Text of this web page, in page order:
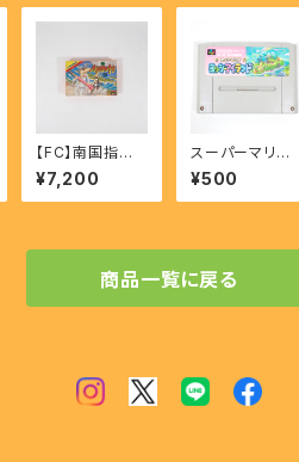
【FC】南国指令!!
スパイvsスパイ
- Nangoku Shi
rei!!SPY VS S
¥7,200
スーパーマリオ
ヨッシーアイラン
ド - SUPER MA
RIO YOSSY IS
¥500
商品一覧に戻る